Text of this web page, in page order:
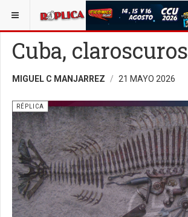
ESTÁ AQUÍ: OPINIÓN RÉPLICA
Cuba, claroscuros
MIGUEL C MANJARREZ 21 MAYO 2026
RÉPLICA